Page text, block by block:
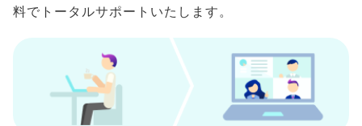
料でトータルサポートいたします。